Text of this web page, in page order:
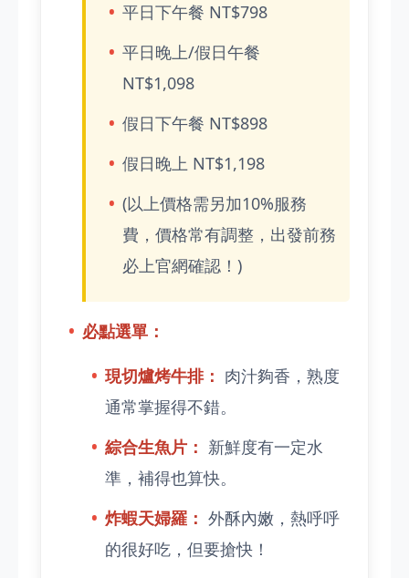
平日下午餐 NT$798
平日晚上/假日午餐
NT$1,098
假日下午餐 NT$898
假日晚上 NT$1,198
(以上價格需另加10%服務
費，價格常有調整，出發前務
必上官網確認！)
必點選單：
現切爐烤牛排： 肉汁夠香，熟度
通常掌握得不錯。
綜合生魚片： 新鮮度有一定水
準，補得也算快。
炸蝦天婦羅： 外酥內嫩，熱呼呼
的很好吃，但要搶快！